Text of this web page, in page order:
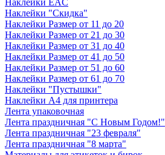
Наклейки EAC
Наклейки "Скидка"
Наклейки Размер от 11 до 20
Наклейки Размер от 21 до 30
Наклейки Размер от 31 до 40
Наклейки Размер от 41 до 50
Наклейки Размер от 51 до 60
Наклейки Размер от 61 до 70
Наклейки "Пустышки"
Наклейки А4 для принтера
Лента упаковочная
Лента праздничная "С Новым Годом!"
Лента праздничная "23 февраля"
Лента праздничная "8 марта"